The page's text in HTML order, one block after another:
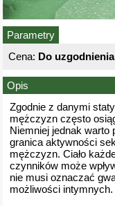
Parametry
Cena: Do uzgodnienia
Opis
Zgodnie z danymi
mężczyzn często
Niemniej jednak warto
granica aktywności
mężczyzn. Ciało
czynników może
nie musi oznaczać
możliwości intymnych.